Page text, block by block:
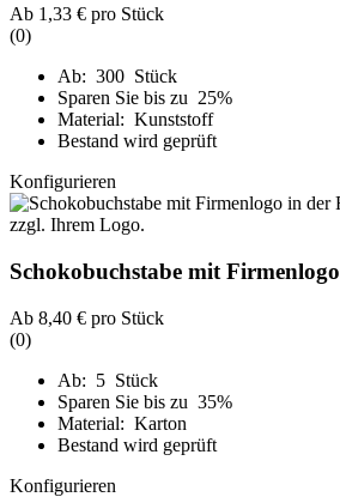
Ab 1,33 € pro Stück
(0)
Ab: 300 Stück
Sparen Sie bis zu 25%
Material: Kunststoff
Bestand wird geprüft
Konfigurieren
Schokobuchstabe mit Firmenlogo
Ab 8,40 € pro Stück
(0)
Ab: 5 Stück
Sparen Sie bis zu 35%
Material: Karton
Bestand wird geprüft
Konfigurieren